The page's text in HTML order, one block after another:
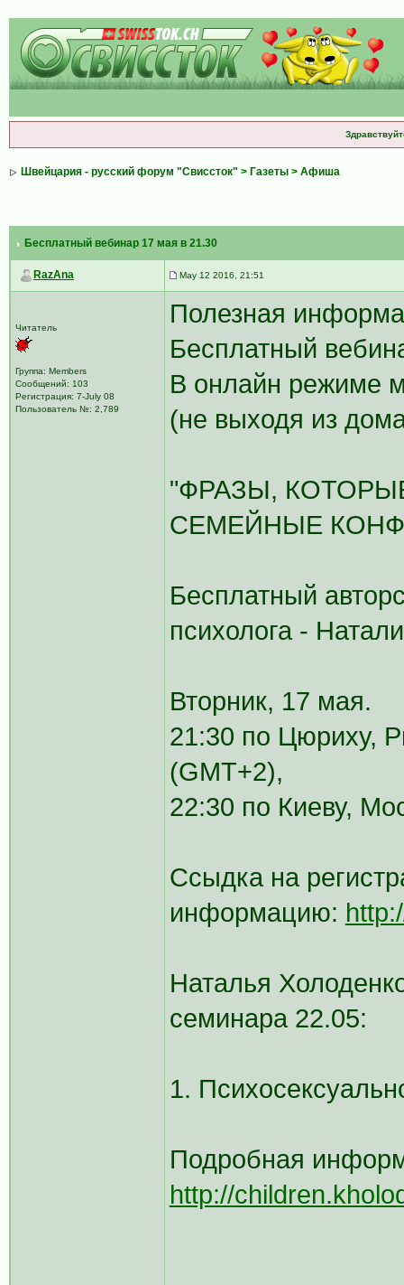
Швейцария - русский форум "Свиссток" > Газеты> Афиша
Бесплатный вебинар 17 мая в 21.30
RazAna May 12 2016, 21:51
Читатель
Группа: Members
Сообщений: 103
Регистрация: 7-July 08
Пользователь №: 2,789
Полезная
Бесплатный
В онлайн режиме
(не выходя из
"ФРАЗЫ,
СЕМЕЙНЫЕ
Бесплатный
психолога -
Вторник, 17 мая.
21:30 по Цюриху,
(GMT+2),
22:30 по Киеву,
Ссыдка на
информацию:
Наталья
семинара 22.05:
1.
Подробная
http://